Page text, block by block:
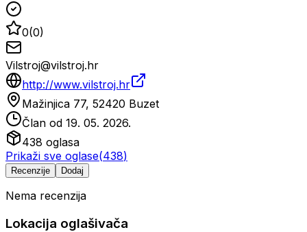
0(0)
Vilstroj@vilstroj.hr
http://www.vilstroj.hr
Mažinjica 77, 52420 Buzet
Član od 19. 05. 2026.
438 oglasa
Prikaži sve oglase(438)
Recenzije Dodaj
Nema recenzija
Lokacija oglašivača